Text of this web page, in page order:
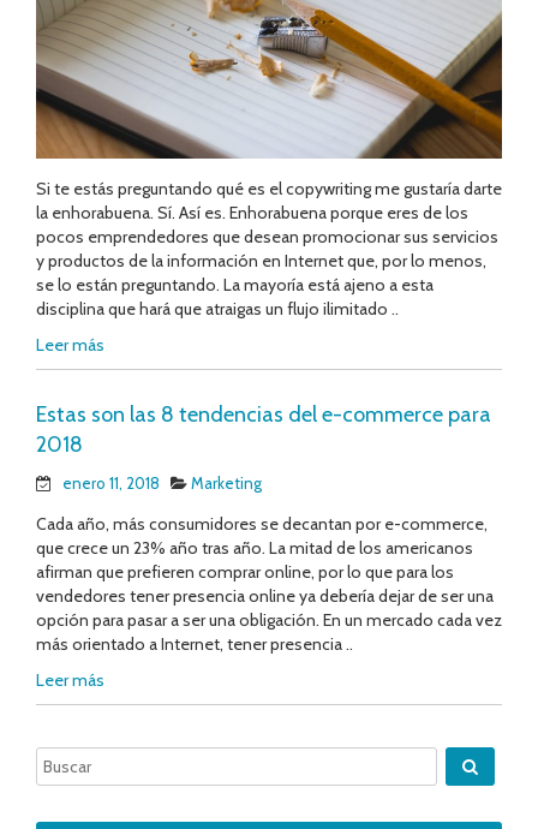
Si te estás preguntando qué es el copywriting me gustaría darte
la enhorabuena. Sí. Así es. Enhorabuena porque eres de los
pocos emprendedores que desean promocionar sus servicios
y productos de la información en Internet que, por lo menos,
se lo están preguntando. La mayoría está ajeno a esta
disciplina que hará que atraigas un flujo ilimitado ..
Leer más
Estas son las 8 tendencias del e-commerce para
2018
enero 11, 2018 Marketing
Cada año, más consumidores se decantan por e-commerce,
que crece un 23% año tras año. La mitad de los americanos
afirman que prefieren comprar online, por lo que para los
vendedores tener presencia online ya debería dejar de ser una
opción para pasar a ser una obligación. En un mercado cada vez
más orientado a Internet, tener presencia ..
Leer más